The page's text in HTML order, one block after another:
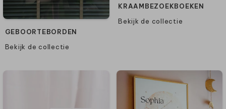
GEBOORTEBORDEN
Bekijk de collectie
KRAAMBEZOEKBOEKEN
Bekijk de collectie